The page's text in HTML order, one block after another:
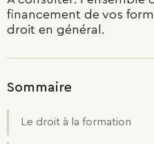
financement de vos
droit en général.
Sommaire
Le droit à la formation